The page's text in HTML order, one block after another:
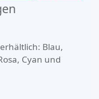
Blau,
Cyan und